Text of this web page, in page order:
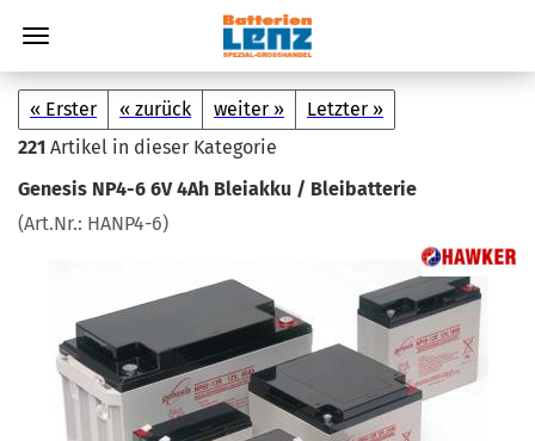
« Erster « zurück weiter »
Letzter »
221 Artikel in dieser Kategorie
Ge­ne­sis NP4-6 6V 4Ah Blei­ak­ku / Blei­bat­te­rie
(Art.Nr.: HANP4-​6)